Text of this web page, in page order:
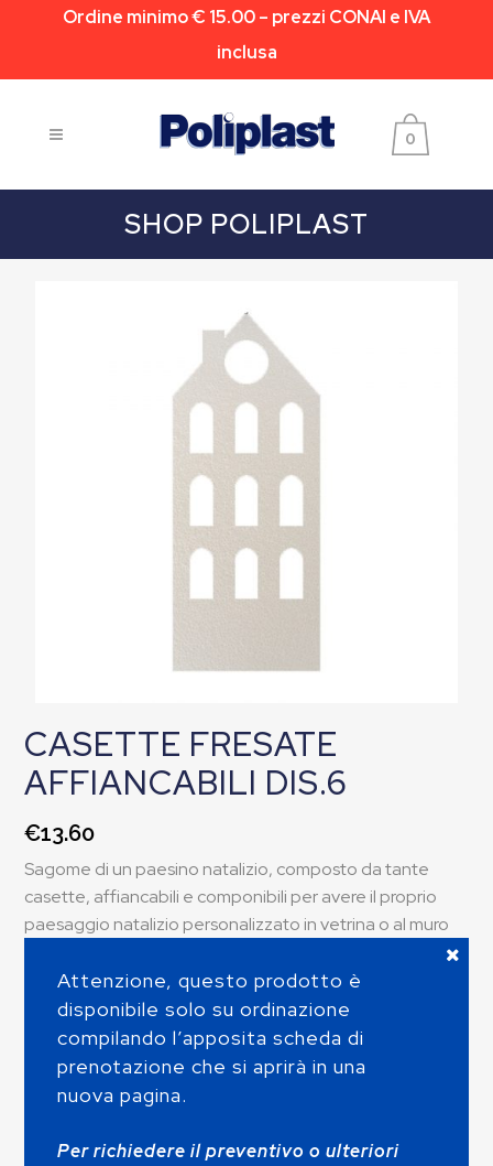
Ordine minimo € 15.00 – prezzi CONAI e IVA
inclusa
0
SHOP POLIPLAST
CASETTE FRESATE
AFFIANCABILI DIS.6
€13.60
Sagome di un paesino natalizio, composto da tante
casette, affiancabili e componibili per avere il proprio
paesaggio natalizio personalizzato in vetrina o al muro
Attenzione, questo prodotto è
disponibile solo su ordinazione
compilando l’apposita scheda di
prenotazione che si aprirà in una
nuova pagina.
Per richiedere il preventivo o ulteriori